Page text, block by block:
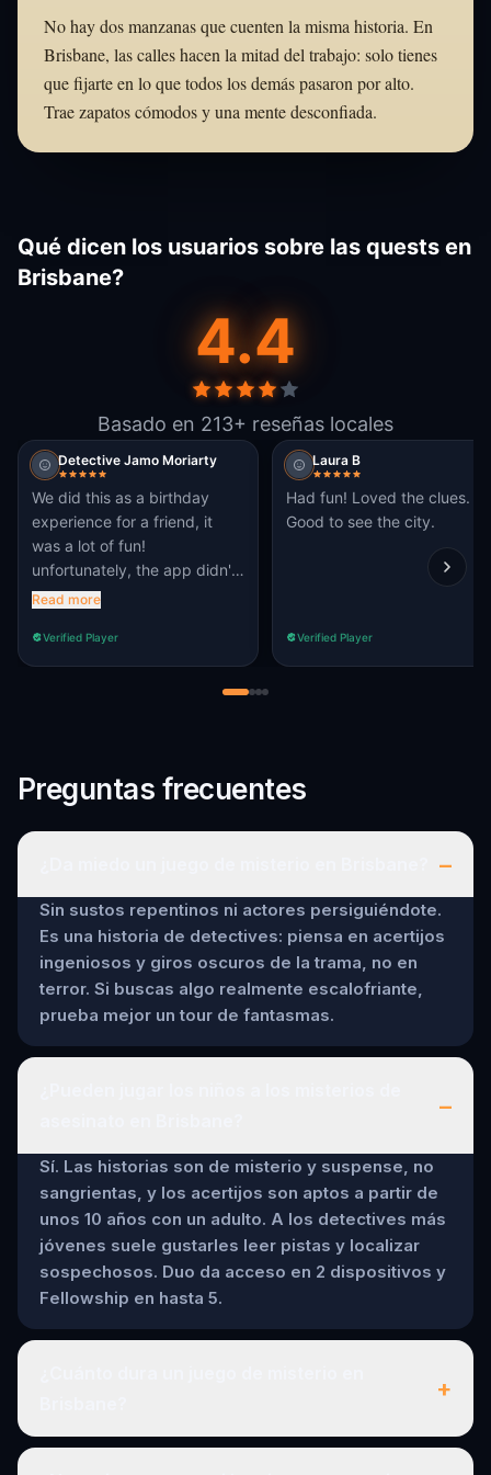
No hay dos manzanas que cuenten la misma historia. En
Brisbane, las calles hacen la mitad del trabajo: solo tienes
que fijarte en lo que todos los demás pasaron por alto.
Trae zapatos cómodos y una mente desconfiada.
Qué dicen los usuarios sobre las quests en
Brisbane?
4.4
Basado en 213+ reseñas locales
Detective Jamo Moriarty
We did this as a birthday
experience for a friend, it
was a lot of fun!
unfortunately, the app didn't
work for everyone, but we
Read more
Verified Player
Laura B
Had fun! Loved the clues.
Good to see the city.
Verified Player
Preguntas frecuentes
–
Sin sustos repentinos ni actores persiguiéndote.
Es una historia de detectives: piensa en acertijos
ingeniosos y giros oscuros de la trama, no en
terror. Si buscas algo realmente escalofriante,
prueba mejor un tour de fantasmas.
–
Sí. Las historias son de misterio y suspense, no
sangrientas, y los acertijos son aptos a partir de
unos 10 años con un adulto. A los detectives más
jóvenes suele gustarles leer pistas y localizar
sospechosos. Duo da acceso en 2 dispositivos y
Fellowship en hasta 5.
+